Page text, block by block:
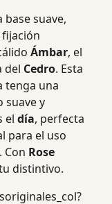
base suave,
Ámbar, el
del Cedro. Esta
tenga una
suave y
el día, perfecta
para el uso
Con Rose
distintivo.